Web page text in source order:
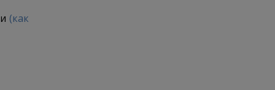
(как